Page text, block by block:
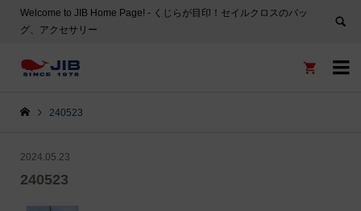
Welcome to JIB Home Page! ‐ くじらが目印！セイルクロスのバッ
グ、アクセサリー


240523
2024.05.23
240523